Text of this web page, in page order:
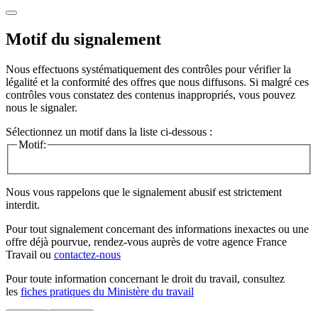
Motif du signalement
Nous effectuons systématiquement des contrôles pour vérifier la
légalité et la conformité des offres que nous diffusons. Si malgré ces
contrôles vous constatez des contenus inappropriés, vous pouvez
nous le signaler.
Sélectionnez un motif dans la liste ci-dessous :
Motif:
Nous vous rappelons que le signalement abusif est strictement
interdit.
Pour tout signalement concernant des informations inexactes ou une
offre déjà pourvue, rendez-vous auprès de votre agence France
Travail ou contactez-nous
Pour toute information concernant le droit du travail, consultez
les fiches pratiques du Ministère du travail